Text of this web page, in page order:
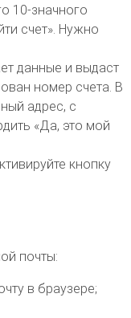
10-значного
счет». Нужно
данные и выдаст
номер счета. В
адрес, с
«Да, это мой
кнопку
почты:
в браузере;